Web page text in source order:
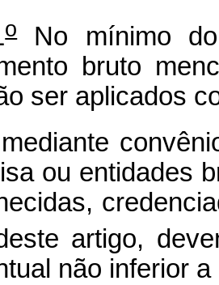
oNo mínimo
bruto
ser aplicados
ou entidades
artigo,
não inferior